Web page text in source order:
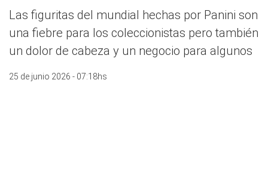
Las figuritas del mundial hechas por Panini son
una fiebre para los coleccionistas pero también
un dolor de cabeza y un negocio para algunos
25 de junio 2026 - 07:18hs